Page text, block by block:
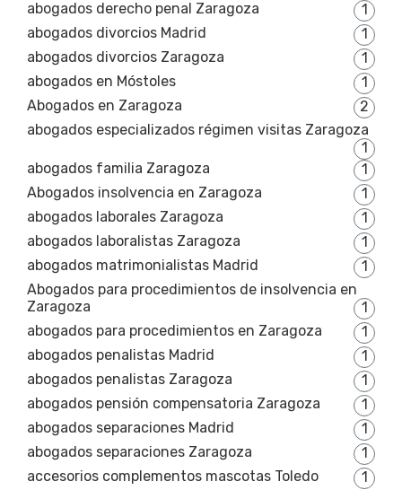
abogados derecho penal Zaragoza
1
abogados divorcios Madrid
1
abogados divorcios Zaragoza
1
abogados en Móstoles
1
Abogados en Zaragoza
2
abogados especializados régimen visitas Zaragoza
1
abogados familia Zaragoza
1
Abogados insolvencia en Zaragoza
1
abogados laborales Zaragoza
1
abogados laboralistas Zaragoza
1
abogados matrimonialistas Madrid
1
Abogados para procedimientos de insolvencia en
Zaragoza
1
abogados para procedimientos en Zaragoza
1
abogados penalistas Madrid
1
abogados penalistas Zaragoza
1
abogados pensión compensatoria Zaragoza
1
abogados separaciones Madrid
1
abogados separaciones Zaragoza
1
accesorios complementos mascotas Toledo
1